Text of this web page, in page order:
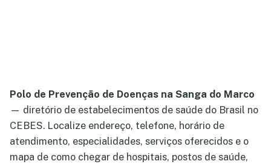
Polo de Prevenção de Doenças na Sanga do Marco
— diretório de estabelecimentos de saúde do Brasil no
CEBES. Localize endereço, telefone, horário de
atendimento, especialidades, serviços oferecidos e o
mapa de como chegar de hospitais, postos de saúde,